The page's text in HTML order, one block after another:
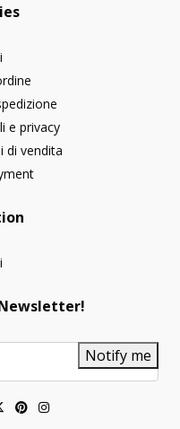
e privacy
di vendita
Notify me